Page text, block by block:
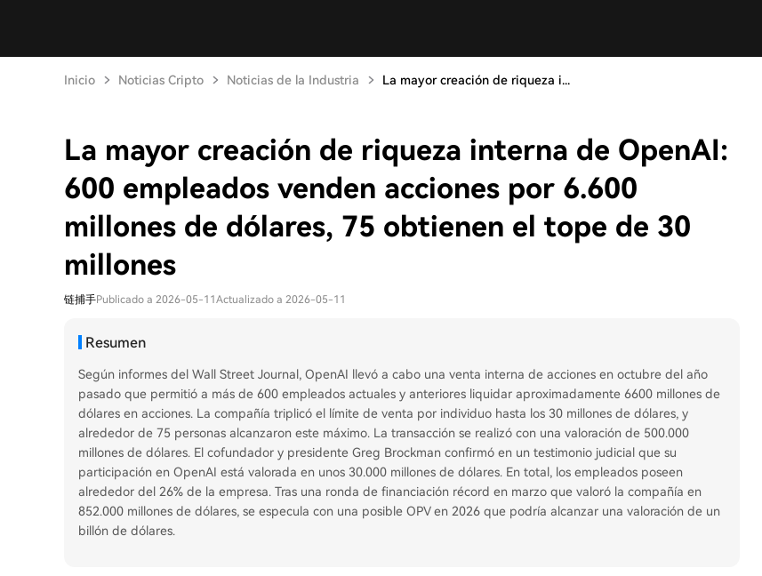
Inicio Noticias Cripto Noticias de la Industria La mayor creación de riqueza i...
La mayor creación de riqueza interna de OpenAI:
600 empleados venden acciones por 6.600
millones de dólares, 75 obtienen el tope de 30
millones
链捕手Publicado a 2026-05-11 Actualizado a 2026-05-11
Resumen
Según informes del Wall Street Journal, OpenAI llevó a cabo una venta interna de acciones en octubre del año
pasado que permitió a más de 600 empleados actuales y anteriores liquidar aproximadamente 6600 millones de
dólares en acciones. La compañía triplicó el límite de venta por individuo hasta los 30 millones de dólares, y
alrededor de 75 personas alcanzaron este máximo. La transacción se realizó con una valoración de 500.000
millones de dólares. El cofundador y presidente Greg Brockman confirmó en un testimonio judicial que su
participación en OpenAI está valorada en unos 30.000 millones de dólares. En total, los empleados poseen
alrededor del 26% de la empresa. Tras una ronda de financiación récord en marzo que valoró la compañía en
852.000 millones de dólares, se especula con una posible OPV en 2026 que podría alcanzar una valoración de un
billón de dólares.